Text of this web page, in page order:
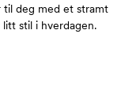
til deg med et stramt
stil i hverdagen.